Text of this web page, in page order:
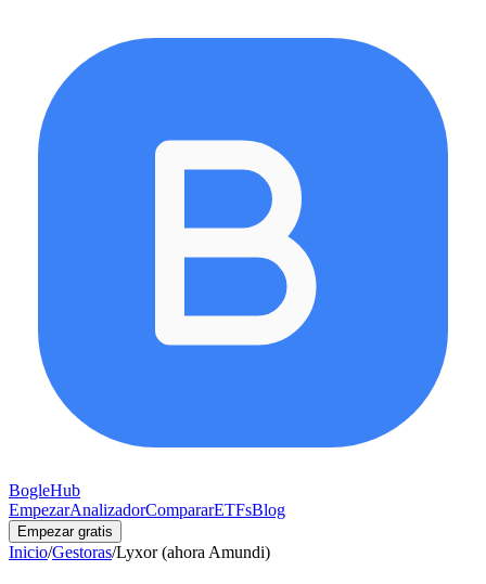
BogleHub
EmpezarAnalizadorCompararETFsBlog
Empezar gratis
Inicio/Gestoras/Lyxor (ahora Amundi)